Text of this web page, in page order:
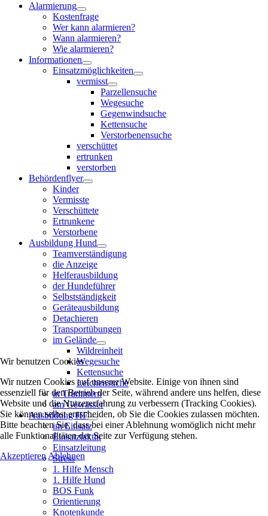
Alarmierung
Kostenfrage
Wer kann alarmieren?
Wann alarmieren?
Wie alarmieren?
Informationen
Einsatzmöglichkeiten
vermisst
Parzellensuche
Wegesuche
Gegenwindsuche
Kettensuche
Verstorbenensuche
verschüttet
ertrunken
verstorben
Behördenflyer
Kinder
Vermisste
Verschüttete
Ertrunkene
Verstorbene
Ausbildung Hund
Teamverständigung
die Anzeige
Helferausbildung
der Hundeführer
Selbstständigkeit
Geräteausbildung
Detachieren
Transportübungen
im Gelände
Wildreinheit
Wegesuche
Kettensuche
Leichensuche
in Trümmern
am Gewässer
Ausbildung HF
im Einsatz
Einsatztaktik
Einsatzleitung
Stress
1. Hilfe Mensch
1. Hilfe Hund
BOS Funk
Orientierung
Knotenkunde
Wir benutzen Cookies
Wir nutzen Cookies auf unserer Website. Einige von ihnen sind
essenziell für den Betrieb der Seite, während andere uns helfen, diese
Website und die Nutzererfahrung zu verbessern (Tracking Cookies).
Sie können selbst entscheiden, ob Sie die Cookies zulassen möchten.
Bitte beachten Sie, dass bei einer Ablehnung womöglich nicht mehr
alle Funktionalitäten der Seite zur Verfügung stehen.
Akzeptieren Ablehnen